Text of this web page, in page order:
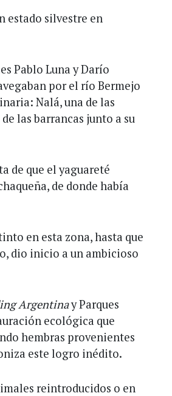
estado silvestre en
Pablo Luna y Darío
por el río Bermejo
Nalá, una de las
las barrancas junto a su
de que el yaguareté
de donde había
en esta zona, hasta que
dio inicio a un ambicioso
Argentinay Parques
ecológica que
hembras provenientes
este logro inédito.
reintroducidos o en